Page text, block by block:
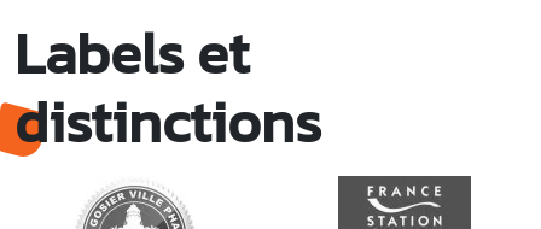
Labels et
distinctions